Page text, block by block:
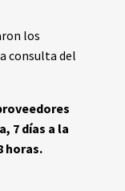
los
consulta del
7 días a la
horas.